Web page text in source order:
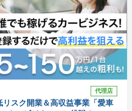
代理店
リスク開業＆高収益事業「愛車